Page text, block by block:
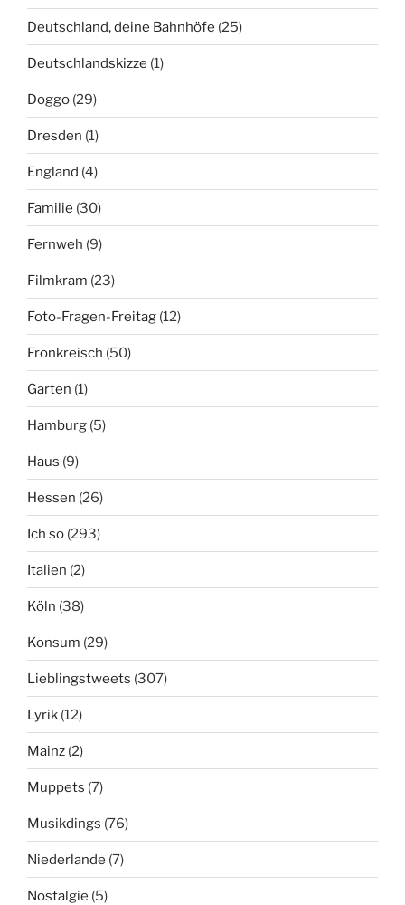
Deutschland, deine Bahnhöfe (25)
Deutschlandskizze (1)
Doggo (29)
Dresden (1)
England (4)
Familie (30)
Fernweh (9)
Filmkram (23)
Foto-Fragen-Freitag (12)
Fronkreisch (50)
Garten (1)
Hamburg (5)
Haus (9)
Hessen (26)
Ich so (293)
Italien (2)
Köln (38)
Konsum (29)
Lieblingstweets (307)
Lyrik (12)
Mainz (2)
Muppets (7)
Musikdings (76)
Niederlande (7)
Nostalgie (5)